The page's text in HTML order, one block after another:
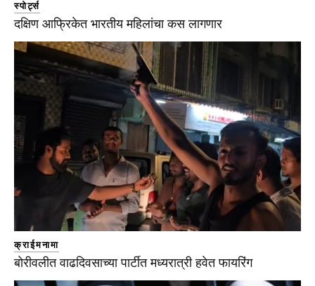
स्पोर्ट्स
दक्षिण आफ्रिकेत भारतीय महिलांचा कस लागणार
क्राईमनामा
बोरीवलीत वाढदिवसाच्या पार्टीत मध्यरात्री हवेत फायरिंग